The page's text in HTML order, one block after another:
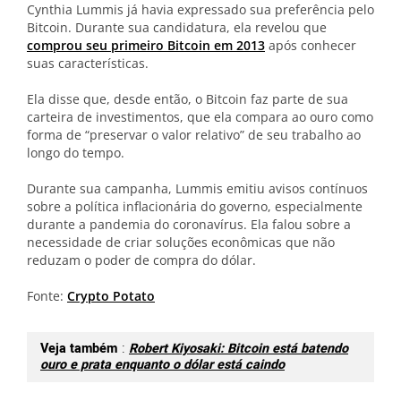
Cynthia Lummis já havia expressado sua preferência pelo
Bitcoin. Durante sua candidatura, ela revelou que
comprou seu primeiro Bitcoin em 2013 após conhecer
suas características.
Ela disse que, desde então, o Bitcoin faz parte de sua
carteira de investimentos, que ela compara ao ouro como
forma de “preservar o valor relativo” de seu trabalho ao
longo do tempo.
Durante sua campanha, Lummis emitiu avisos contínuos
sobre a política inflacionária do governo, especialmente
durante a pandemia do coronavírus. Ela falou sobre a
necessidade de criar soluções econômicas que não
reduzam o poder de compra do dólar.
Fonte: Crypto Potato
Veja também : Robert Kiyosaki: Bitcoin está batendo
ouro e prata enquanto o dólar está caindo